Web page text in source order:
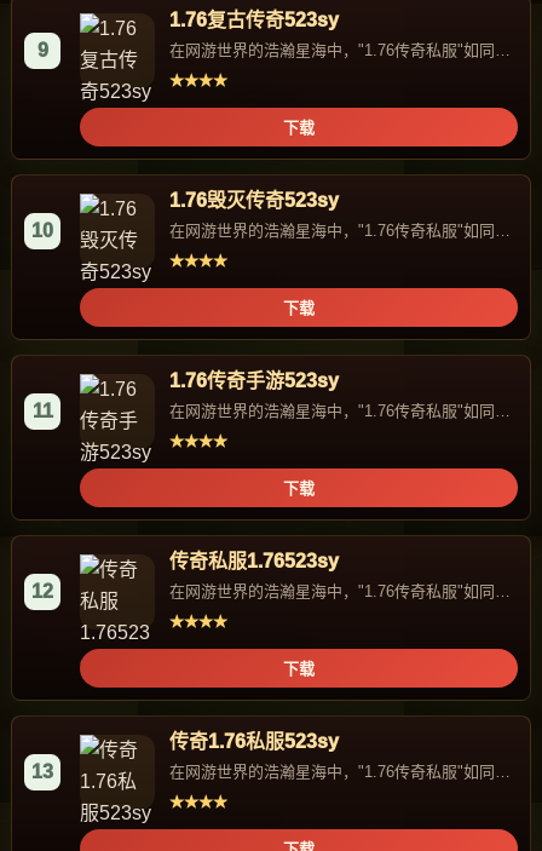
9
1.76复古传奇523sy
在网游世界的浩瀚星海中，"1.76传奇私服"如同一
颗独特的星辰，...
★★★★
下载
10
1.76毁灭传奇523sy
在网游世界的浩瀚星海中，"1.76传奇私服"如同一
颗独特的星辰，...
★★★★
下载
11
1.76传奇手游523sy
在网游世界的浩瀚星海中，"1.76传奇私服"如同一
颗独特的星辰，...
★★★★
下载
12
传奇私服1.76523sy
在网游世界的浩瀚星海中，"1.76传奇私服"如同一
颗独特的星辰，...
★★★★
下载
13
传奇1.76私服523sy
在网游世界的浩瀚星海中，"1.76传奇私服"如同一
颗独特的星辰，...
★★★★